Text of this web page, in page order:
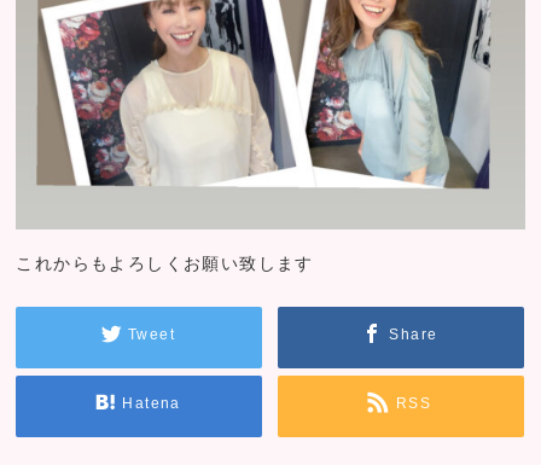
これからもよろしくお願い致します
Tweet Share
Hatena RSS